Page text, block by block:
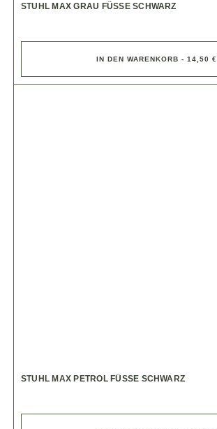
STUHL MAX GRAU FÜSSE SCHWARZ
IN DEN WARENKORB - 14,50 €
STUHL MAX PETROL FÜSSE SCHWARZ